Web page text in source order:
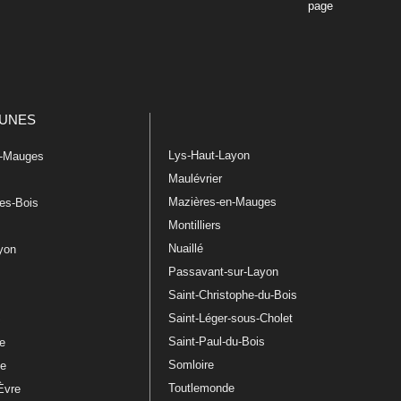
page
Mauges
Bois
Lys-Haut-Layon
Maulévrier
Mazières-en-Mauges
Montilliers
Nuaillé
Passavant-sur-Layon
Saint-Christophe-du-Bois
Saint-Léger-sous-Cholet
Saint-Paul-du-Bois
Somloire
Toutlemonde